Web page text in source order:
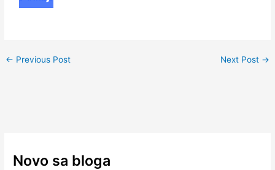
← Previous Post Next Post →
Novo sa bloga